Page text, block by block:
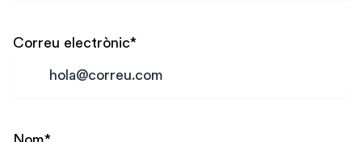
Correu electrònic*